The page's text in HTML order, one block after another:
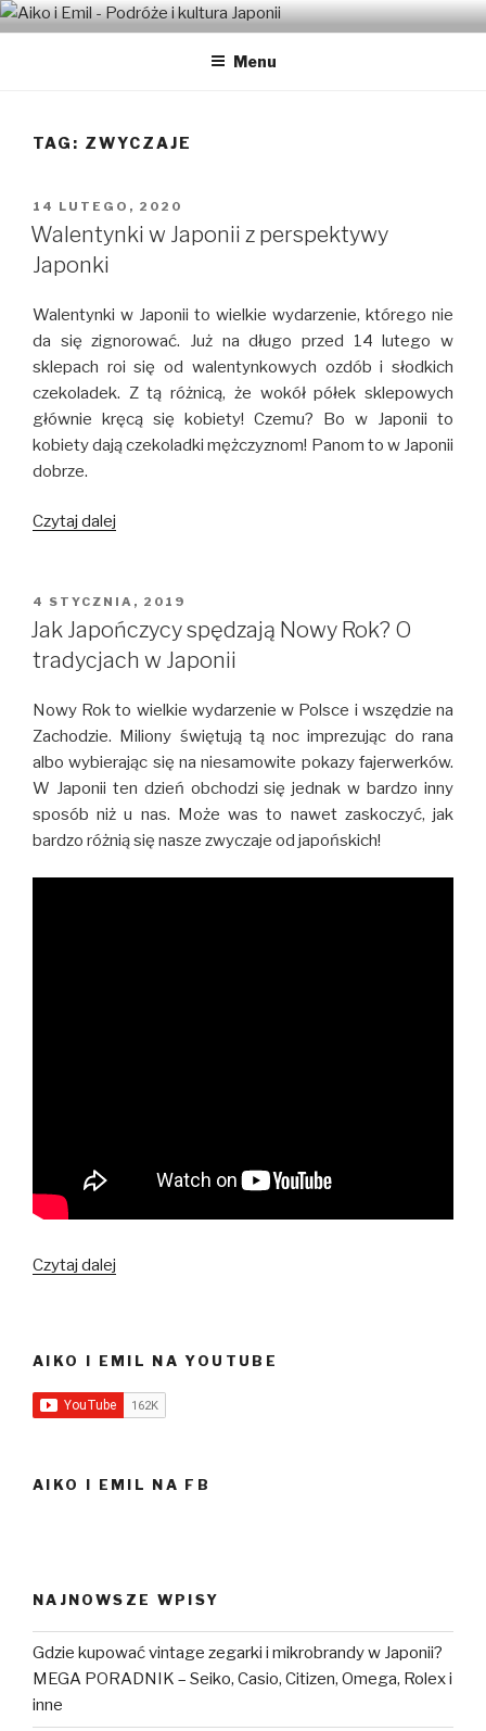
Przeskocz
do
AIKO I EMIL – PODRÓŻE I
KULTURA JAPONII
Menu
TAG: ZWYCZAJE
OPUBLIKOWANE
W
14 LUTEGO, 2020
Walentynki w Japonii z perspektywy
Japonki
Walentynki w Japonii to wielkie wydarzenie, którego nie
da się zignorować. Już na długo przed 14 lutego w
sklepach roi się od walentynkowych ozdób i słodkich
czekoladek. Z tą różnicą, że wokół półek sklepowych
głównie kręcą się kobiety! Czemu? Bo w Japonii to
kobiety dają czekoladki mężczyznom! Panom to w Japonii
dobrze.
Czytaj dalej
z
perspektywy
Japonki
OPUBLIKOWANE
W
4 STYCZNIA, 2019
Jak Japończycy spędzają Nowy Rok? O
tradycjach w Japonii
Nowy Rok to wielkie wydarzenie w Polsce i wszędzie na
Zachodzie. Miliony świętują tą noc imprezując do rana
albo wybierając się na niesamowite pokazy fajerwerków.
W Japonii ten dzień obchodzi się jednak w bardzo inny
sposób niż u nas. Może was to nawet zaskoczyć, jak
bardzo różnią się nasze zwyczaje od japońskich!
Czytaj dalej
Rok?
O
tradycjach
AIKO I EMIL NA YOUTUBE
AIKO I EMIL NA FB
NAJNOWSZE WPISY
Gdzie kupować vintage zegarki i mikrobrandy w Japonii?
MEGA PORADNIK – Seiko, Casio, Citizen, Omega, Rolex i
inne